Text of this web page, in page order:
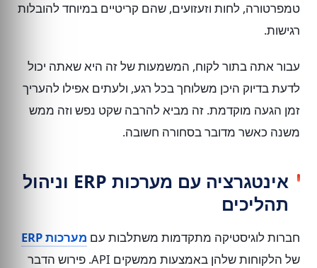
טמפרטורה, לחות וזעזועים, שהם קריטיים במיוחד להובלות
רגישות.
עבור אתה בתור לקוח, המשמעות של זה היא שאתה יכול
לדעת בדיוק היכן משלוחך בכל רגע, ולעתים אפילו להעריך
זמן הגעה מוקדמת. זה מביא להרבה שקט נפש וזה ממש
משנה כאשר מדובר בסחורה חשובה.
אינטגרציה עם מערכות ERP וניהול
תהליכים
חברות לוגיסטיקה מתקדמות משתלבות עם מערכות ERP
של הלקוחות שלהן באמצעות ממשקים API. פירוש הדבר